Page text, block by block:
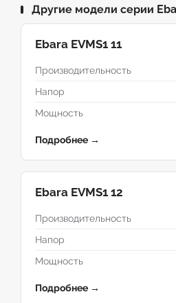
Другие модели серии
Ebara EVMS1 11
Производительность
Напор
Мощность
Подробнее →
Ebara EVMS1 12
Производительность
Напор
Мощность
Подробнее →